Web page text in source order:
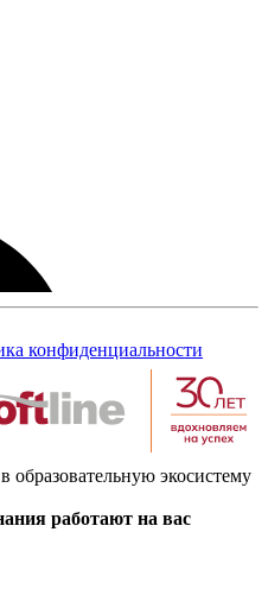
конфиденциальности
экосистему
работают на вас